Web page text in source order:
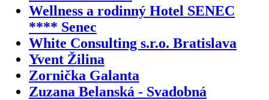
Wellness a rodinný Hotel SENEC
**** Senec
White Consulting s.r.o. Bratislava
Yvent Žilina
Zornička Galanta
Zuzana Belanská - Svadobná